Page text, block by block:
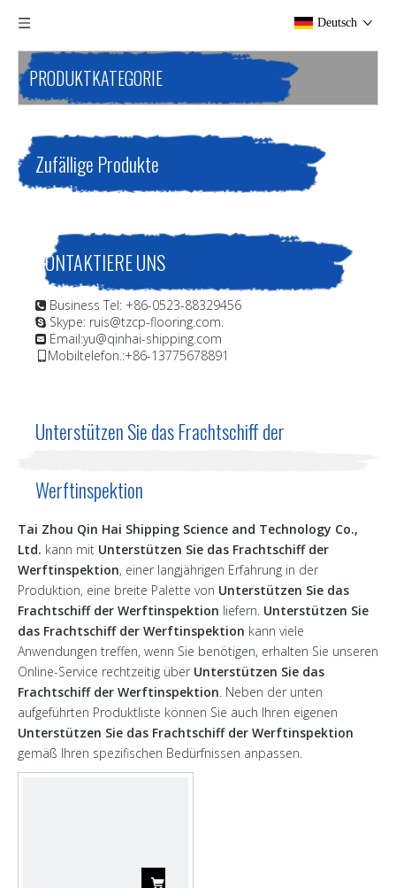
Deutsch
PRODUKTKATEGORIE
Zufällige Produkte
KONTAKTIERE UNS
 Business Tel: +86-0523-88329456
 Skype: ruis@tzcp-flooring.com.
 Email:yu@qinhai-shipping.com
Mobiltelefon.:+86-13775678891
Unterstützen Sie das Frachtschiff der
Werftinspektion
Tai Zhou Qin Hai Shipping Science and Technology Co.,
Ltd. kann mit Unterstützen Sie das Frachtschiff der
Werftinspektion, einer langjährigen Erfahrung in der
Produktion, eine breite Palette von Unterstützen Sie das
Frachtschiff der Werftinspektion liefern. Unterstützen Sie
das Frachtschiff der Werftinspektion kann viele
Anwendungen treffen, wenn Sie benötigen, erhalten Sie unseren
Online-Service rechtzeitig über Unterstützen Sie das
Frachtschiff der Werftinspektion. Neben der unten
aufgeführten Produktliste können Sie auch Ihren eigenen
Unterstützen Sie das Frachtschiff der Werftinspektion
gemäß Ihren spezifischen Bedürfnissen anpassen.